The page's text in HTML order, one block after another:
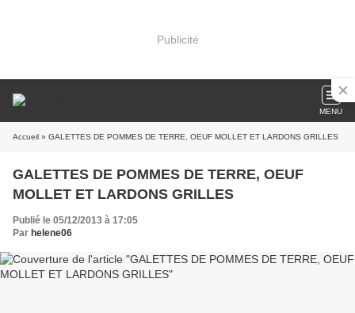
Publicité
MENU
Accueil » GALETTES DE POMMES DE TERRE, OEUF MOLLET ET LARDONS GRILLES
GALETTES DE POMMES DE TERRE, OEUF
MOLLET ET LARDONS GRILLES
Publié le 05/12/2013 à 17:05
Par helene06